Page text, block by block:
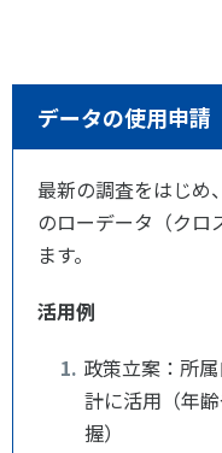
データの使用申請
最新の調査をはじめ
のローデータ（クロ
ます。
活用例
政策立案：所
計に活用（年
握）